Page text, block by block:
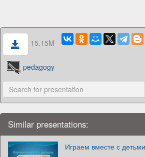
15.15M
pedagogy
Similar presentations:
Играем вместе с детьми